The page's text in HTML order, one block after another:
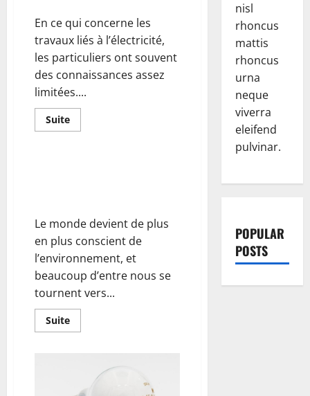
En ce qui concerne les
travaux liés à l’électricité,
les particuliers ont souvent
des connaissances assez
limitées....
SuiteEn
savoir
de
faire
à
un
électricien ?
Le monde devient de plus
en plus conscient de
l’environnement, et
beaucoup d’entre nous se
tournent vers...
SuiteEn
savoir
nisl
rhoncus
mattis
rhoncus
urna
neque
viverra
eleifend
pulvinar.
POPULAR
POSTS